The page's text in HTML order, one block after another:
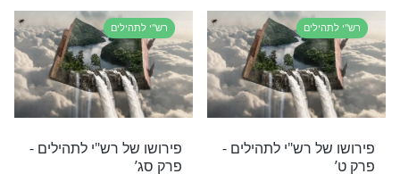
רש"י לתהילים -
פירושו של רש"י לתהילים -